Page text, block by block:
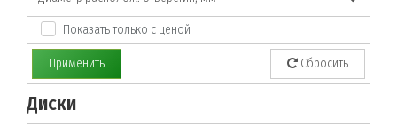
Показать только с ценой
Применить Сбросить
Диски
По заданным параметрам товары не найдены!